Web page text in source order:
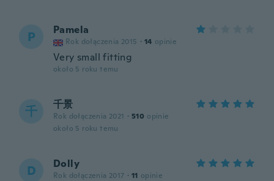
P Pamela
Rok dołączenia 2015 · 14 opinie
Very small fitting
około 5 roku temu
千 千景
Rok dołączenia 2021 · 510 opinie
około 5 roku temu
D Dolly
Rok dołączenia 2017 · 11 opinie